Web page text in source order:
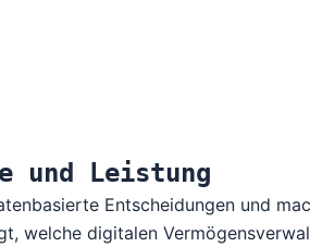
und Leistung
Entscheidungen und
welche digitalen